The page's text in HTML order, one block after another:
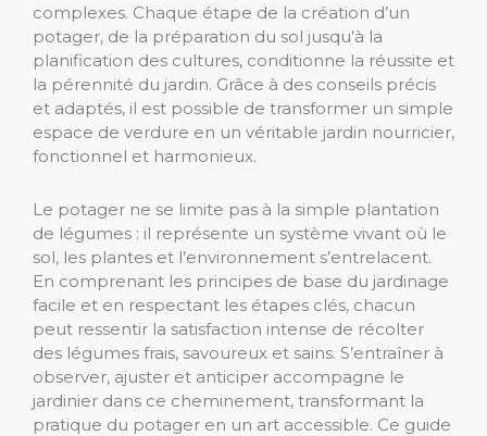
complexes. Chaque étape de la création d’un
potager, de la préparation du sol jusqu’à la
planification des cultures, conditionne la réussite et
la pérennité du jardin. Grâce à des conseils précis
et adaptés, il est possible de transformer un simple
espace de verdure en un véritable jardin nourricier,
fonctionnel et harmonieux.
Le potager ne se limite pas à la simple plantation
de légumes : il représente un système vivant où le
sol, les plantes et l’environnement s’entrelacent.
En comprenant les principes de base du jardinage
facile et en respectant les étapes clés, chacun
peut ressentir la satisfaction intense de récolter
des légumes frais, savoureux et sains. S’entraîner à
observer, ajuster et anticiper accompagne le
jardinier dans ce cheminement, transformant la
pratique du potager en un art accessible. Ce guide